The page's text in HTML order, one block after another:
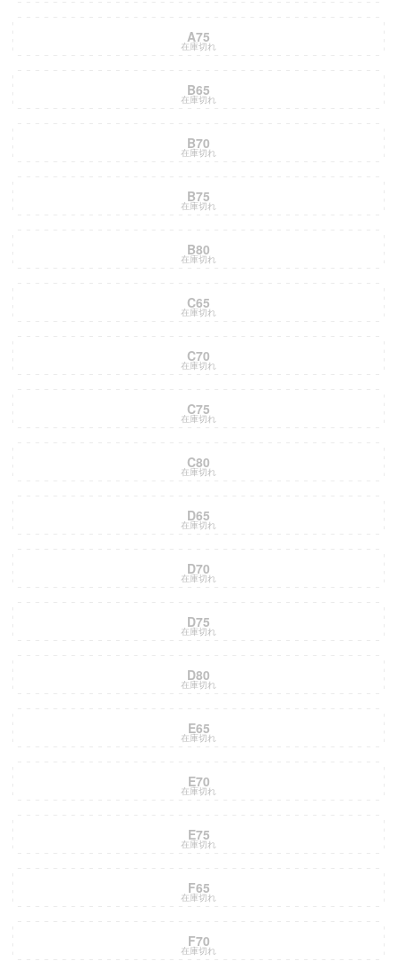
A75
在庫切れ
B65
在庫切れ
B70
在庫切れ
B75
在庫切れ
B80
在庫切れ
C65
在庫切れ
C70
在庫切れ
C75
在庫切れ
C80
在庫切れ
D65
在庫切れ
D70
在庫切れ
D75
在庫切れ
D80
在庫切れ
E65
在庫切れ
E70
在庫切れ
E75
在庫切れ
F65
在庫切れ
F70
在庫切れ